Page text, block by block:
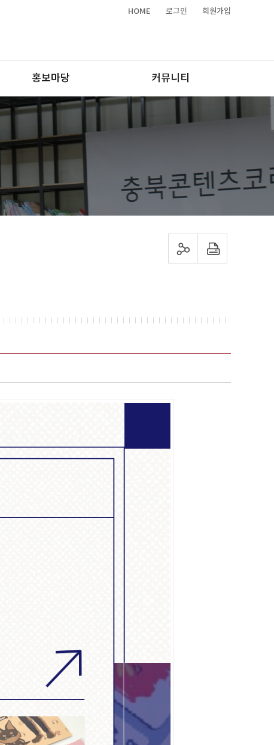
HOME 로그인 회원가입
홍보마당 커뮤니티
sns 공유하기 프린트하기